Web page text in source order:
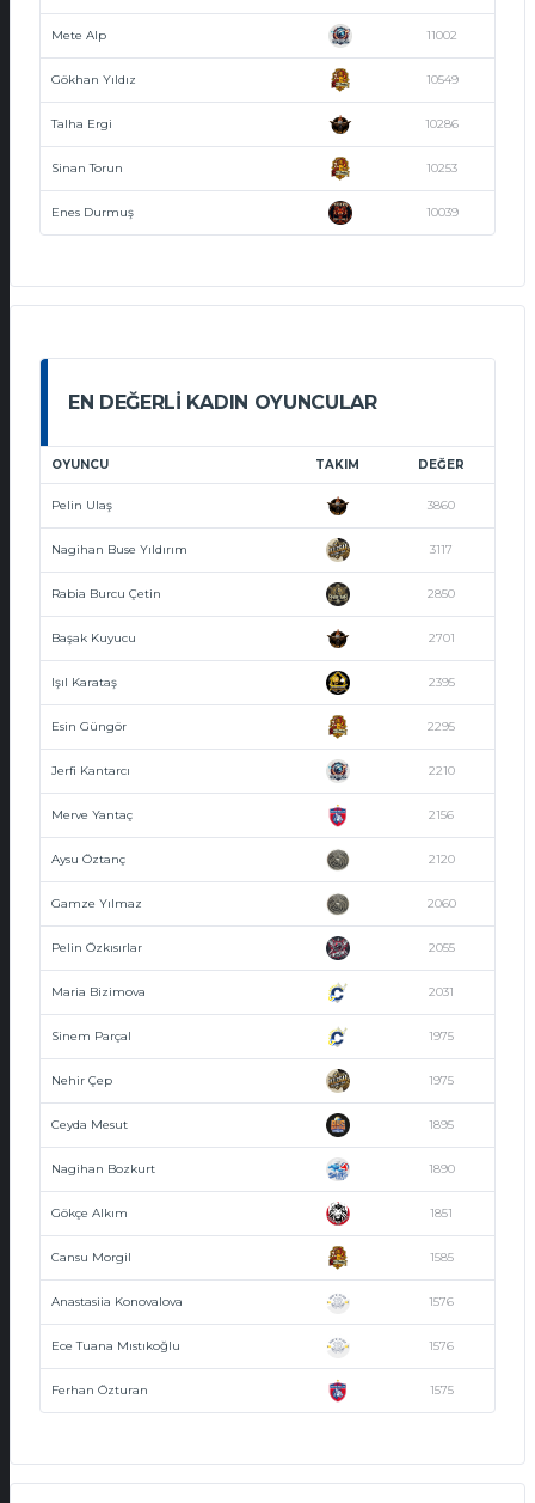
Mete Alp 11002
Gökhan Yıldız 10549
Talha Ergi 10286
Sinan Torun 10253
Enes Durmuş 10039
EN DEĞERLI KADIN OYUNCULAR
OYUNCU TAKIM DEĞER
Pelin Ulaş 3860
Nagihan Buse Yıldırım 3117
Rabia Burcu Çetin 2850
Başak Kuyucu 2701
Işıl Karataş 2395
Esin Güngör 2295
Jerfi Kantarcı 2210
Merve Yantaç 2156
Aysu Öztanç 2120
Gamze Yılmaz 2060
Pelin Özkısırlar 2055
Maria Bizimova 2031
Sinem Parçal 1975
Nehir Çep 1975
Ceyda Mesut 1895
Nagihan Bozkurt 1890
Gökçe Alkım 1851
Cansu Morgil 1585
Anastasiia Konovalova 1576
Ece Tuana Mıstıkoğlu 1576
Ferhan Özturan 1575